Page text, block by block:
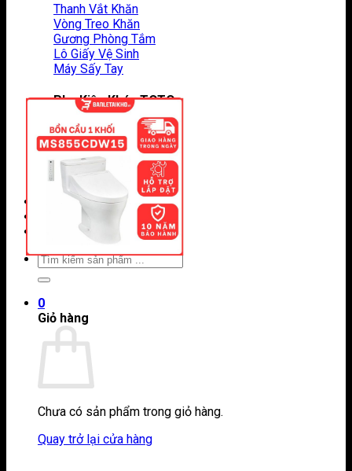
Thanh Vắt Khăn
Vòng Treo Khăn
Gương Phòng Tắm
Lô Giấy Vệ Sinh
Máy Sấy Tay
Phụ Kiện Khác TOTO
Vòi Hồ
Vòi Rửa Chén
Vòi Xịt
Két Nước Âm Tường
Chân Chậu Lavabo
Giới Thiệu
Tin Tức
Liên Hệ
Tìm
kiếm:
0
Giỏ hàng
Chưa có sản phẩm trong giỏ hàng.
Quay trở lại cửa hàng